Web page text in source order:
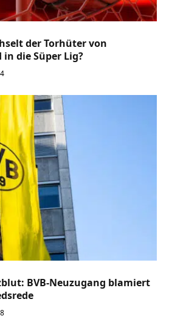
der Torhüter von
die Süper Lig?
BVB-Neuzugang blamiert